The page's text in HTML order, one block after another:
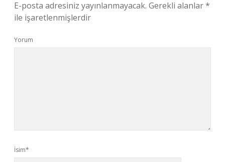
E-posta adresiniz yayınlanmayacak. Gerekli alanlar*
ile işaretlenmişlerdir
Yorum
İsim*